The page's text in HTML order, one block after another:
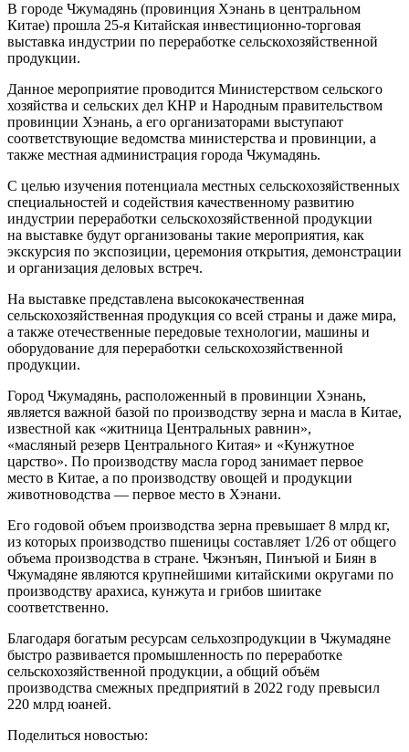
В городе Чжумадянь (провинция Хэнань в центральном
Китае) прошла 25-я Китайская инвестиционно-торговая
выставка индустрии по переработке сельскохозяйственной
продукции.
Данное мероприятие проводится Министерством сельского
хозяйства и сельских дел КНР и Народным правительством
провинции Хэнань, а его организаторами выступают
соответствующие ведомства министерства и провинции, а
также местная администрация города Чжумадянь.
С целью изучения потенциала местных сельскохозяйственных
специальностей и содействия качественному развитию
индустрии переработки сельскохозяйственной продукции
на выставке будут организованы такие мероприятия, как
экскурсия по экспозиции, церемония открытия, демонстрации
и организация деловых встреч.
На выставке представлена высококачественная
сельскохозяйственная продукция со всей страны и даже мира,
а также отечественные передовые технологии, машины и
оборудование для переработки сельскохозяйственной
продукции.
Город Чжумадянь, расположенный в провинции Хэнань,
является важной базой по производству зерна и масла в Китае,
известной как «житница Центральных равнин»,
«масляный резерв Центрального Китая» и «Кунжутное
царство». По производству масла город занимает первое
место в Китае, а по производству овощей и продукции
животноводства — первое место в Хэнани.
Его годовой объем производства зерна превышает 8 млрд кг,
из которых производство пшеницы составляет 1/26 от общего
объема производства в стране. Чжэнъян, Пинъюй и Биян в
Чжумадяне являются крупнейшими китайскими округами по
производству арахиса, кунжута и грибов шиитаке
соответственно.
Благодаря богатым ресурсам сельхозпродукции в Чжумадяне
быстро развивается промышленность по переработке
сельскохозяйственной продукции, а общий объём
производства смежных предприятий в 2022 году превысил
220 млрд юаней.
Поделиться новостью: